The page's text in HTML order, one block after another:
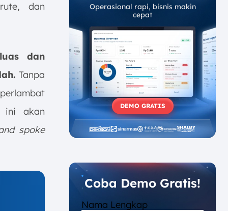
dan
dan
Tanpa
ini akan
spoke
Operasional rapi, bisnis makin
cepat
DEMO GRATIS
Coba Demo Gratis!
Nama Lengkap